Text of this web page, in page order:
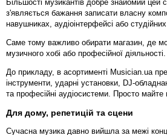
Більшості музикантів добре знайомий цей
з'являється бажання записати власну
навушниках, аудіоінтерфейсі або студійних
Саме тому важливо обирати магазин, де
музичного хобі або професійної діяльності.
До прикладу, в асортименті Musician.ua
інструменти, ударні установки, DJ-
та професійні аудіосистеми. Просто майте
Для дому, репетицій та сцени
Сучасна музика давно вийшла за межі